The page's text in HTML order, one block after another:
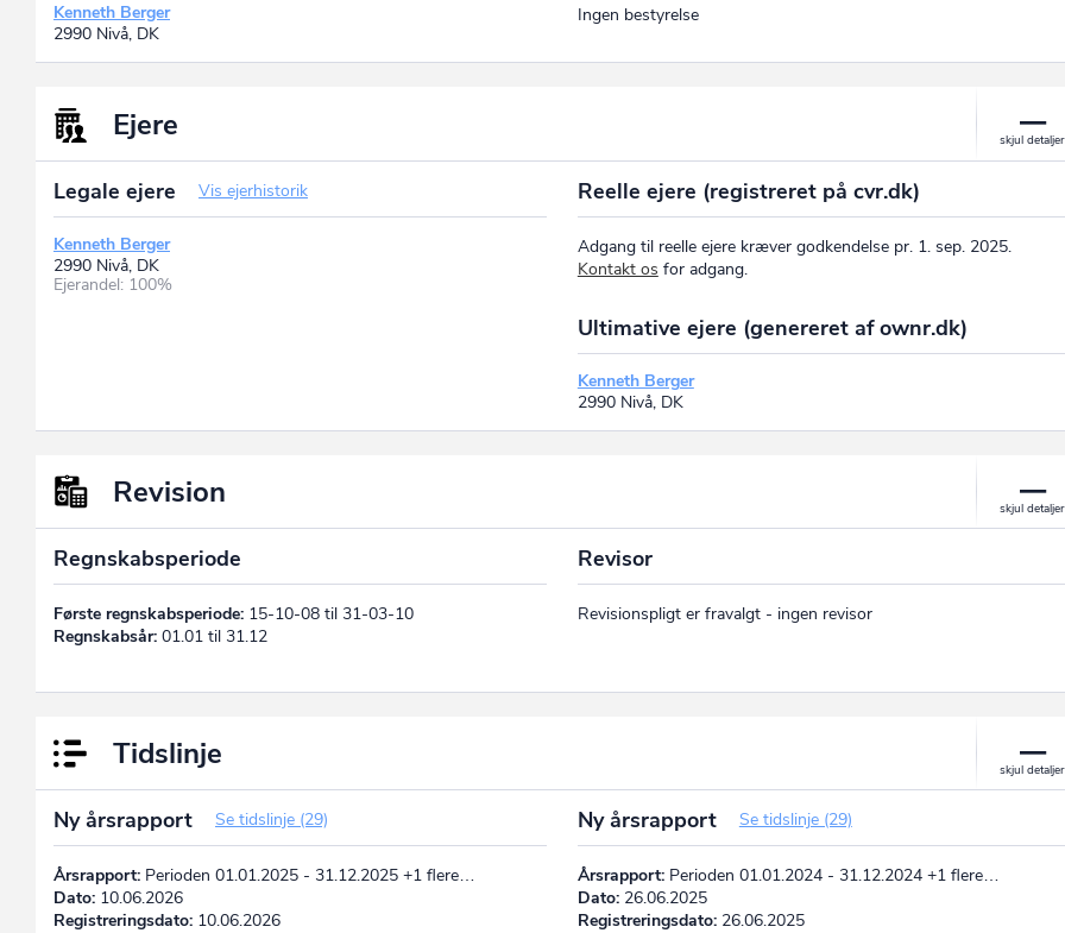
Kenneth Berger
2990 Nivå, DK
Ingen bestyrelse
Ejere
Legale ejere Vis ejerhistorik
Kenneth Berger
2990 Nivå, DK
Ejerandel: 100%
Reelle ejere (registreret på cvr.dk)
Adgang til reelle ejere kræver godkendelse pr. 1. sep. 2025.
Kontakt os for adgang.
Ultimative ejere (genereret af ownr.dk)
Kenneth Berger
2990 Nivå, DK
Revision
Regnskabsperiode
Første regnskabsperiode: 15-10-08 til 31-03-10
Regnskabsår: 01.01 til 31.12
Revisor
Revisionspligt er fravalgt - ingen revisor
Tidslinje
Ny årsrapport Se tidslinje (29)
Årsrapport: Perioden 01.01.2025 - 31.12.2025 +1 flere…
Dato: 10.06.2026
Registreringsdato: 10.06.2026
Ny årsrapport Se tidslinje (29)
Årsrapport:Perioden 01.01.2024 - 31.12.2024 +1 flere…
Dato:26.06.2025
Registreringsdato:26.06.2025